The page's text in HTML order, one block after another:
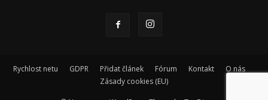
Rychlost netu GDPR Přidat článek Fórum Kontakt
O nás
Zásady cookies (EU)